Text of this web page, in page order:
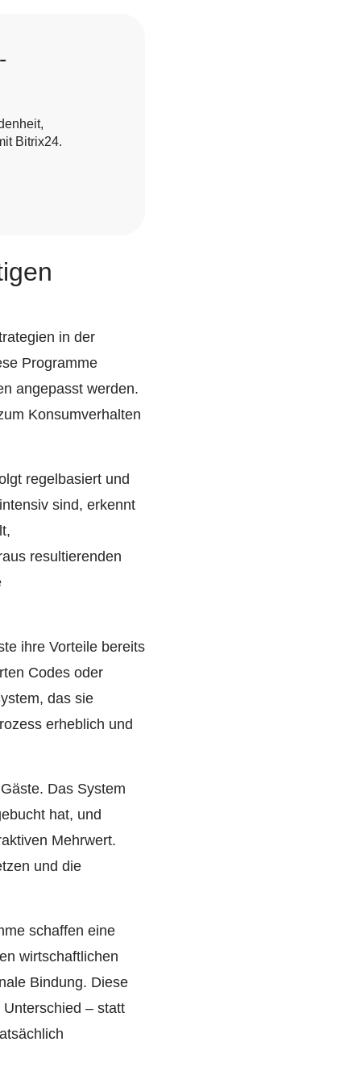
Bitrix24.
in der
Programme
angepasst werden.
Konsumverhalten
regelbasiert und
sind, erkennt
resultierenden
ihre Vorteile bereits
Codes oder
das sie
erheblich und
Das System
hat, und
Mehrwert.
und die
schaffen eine
wirtschaftlichen
Bindung. Diese
– statt